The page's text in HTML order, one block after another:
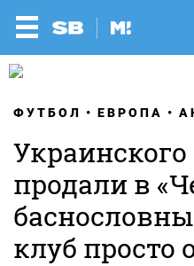
ФУТБОЛ ЕВРОПА
продали в
клуб просто